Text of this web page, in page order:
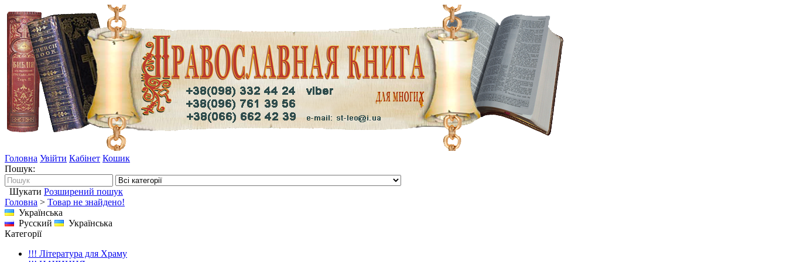
Головна Увійти Кабінет Кошик
Пошук:
Шукати Розширений пошук
Головна > Товар не знайдено!
Українська
Русский
Українська
Категорії
!!! Література для Храму